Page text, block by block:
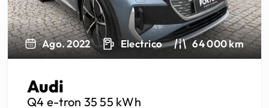
Ago. 2022 Electrico 64 000 km
Audi
Q4 e-tron 35 55 kWh